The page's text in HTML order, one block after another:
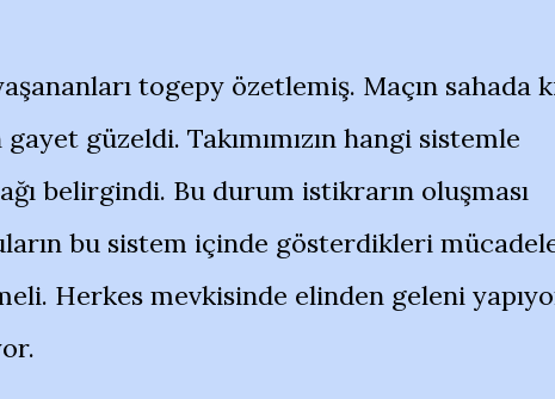
togepy özetlemiş. Maçın sahada
gayet güzeldi. Takımımızın hangi sistemle
belirgindi. Bu durum istikrarın oluşması
bu sistem içinde gösterdikleri
Herkes mevkisinde elinden geleni